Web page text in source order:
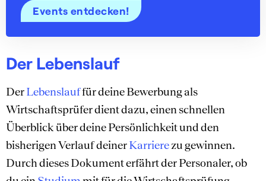
Events entdecken!
Der Lebenslauf
DerLebenslauffür deine Bewerbung als
Wirtschaftsprüfer dient dazu, einen schnellen
Überblick über deine Persönlichkeit und den
bisherigen Verlauf deinerKarrierezu gewinnen.
Durch dieses Dokument erfährt der Personaler, ob